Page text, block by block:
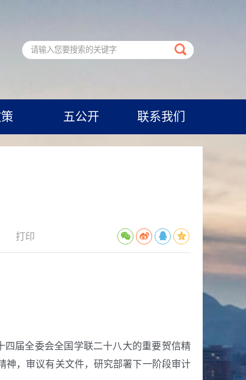
五公开 联系我们
打印
届全委会全国学联二十八大的重要贺信精
， 审议有关文件，研究部署下一阶段审计